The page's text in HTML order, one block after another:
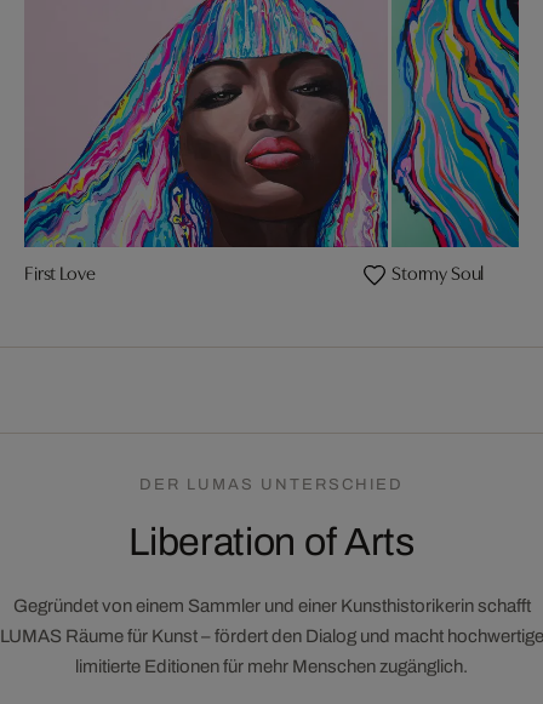
First Love Stormy Soul
DER LUMAS UNTERSCHIED
Liberation of Arts
Gegründet von einem Sammler und einer Kunsthistorikerin schafft
LUMAS Räume für Kunst – fördert den Dialog und macht hochwertige
limitierte Editionen für mehr Menschen zugänglich.